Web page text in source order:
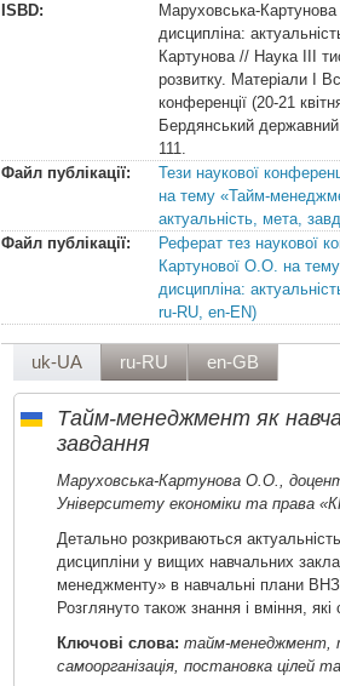
ISBD:
Маруховська-
дисципліна:
Картунова // Наука ІІІ
розвитку. Матеріали І
конференції (20-21
Бердянський державний
111.
Файл публікації:
Тези наукової
на тему «Тайм-
актуальність, мета,
Файл публікації:
Реферат тез наукової
Картунової О.О. на
дисципліна:
ru-RU, en-EN)
uk-UA ru-RU en-GB
Тайм-менеджмент як
завдання
Маруховська-Картунова О.О.,
Університету економіки та права
Детально розкриваються
дисципліни у вищих навчальних
менеджменту» в навчальні плани ВНЗ
Розглянуто також знання і вміння,
Ключові слова: тайм-менеджмент,
самоорганізація, постановка цілей